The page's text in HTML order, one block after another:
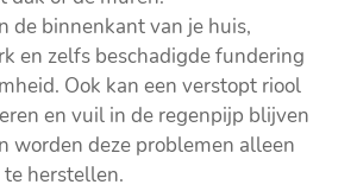
de binnenkant van je huis,
en zelfs beschadigde fundering
Ook kan een verstopt riool
en vuil in de regenpijp blijven
worden deze problemen alleen
herstellen.